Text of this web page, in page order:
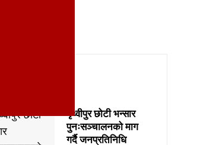
पृथ्वीपुर छोटी भन्सार
पुनःसञ्चालनको माग
गर्दै जनप्रतिनिधि